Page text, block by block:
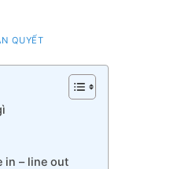
QUYẾT
in – line out